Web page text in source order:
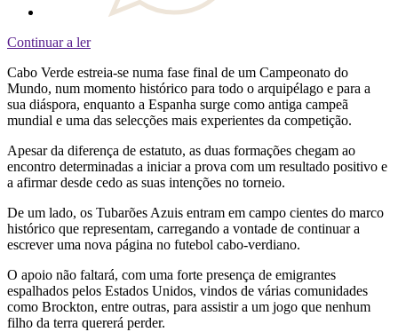
Continuar a ler
Cabo Verde estreia-se numa fase final de um Campeonato do
Mundo, num momento histórico para todo o arquipélago e para a
sua diáspora, enquanto a Espanha surge como antiga campeã
mundial e uma das selecções mais experientes da competição.
Apesar da diferença de estatuto, as duas formações chegam ao
encontro determinadas a iniciar a prova com um resultado positivo e
a afirmar desde cedo as suas intenções no torneio.
De um lado, os Tubarões Azuis entram em campo cientes do marco
histórico que representam, carregando a vontade de continuar a
escrever uma nova página no futebol cabo-verdiano.
O apoio não faltará, com uma forte presença de emigrantes
espalhados pelos Estados Unidos, vindos de várias comunidades
como Brockton, entre outras, para assistir a um jogo que nenhum
filho da terra quererá perder.